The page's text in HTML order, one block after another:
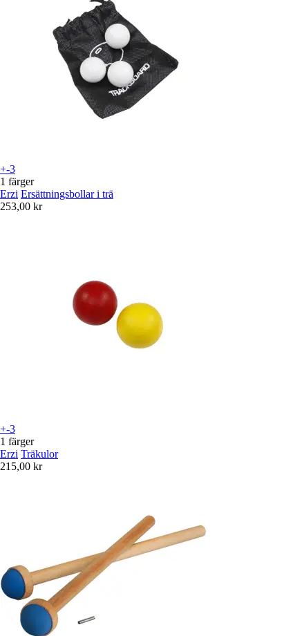
+-3
1 färger
Erzi Ersättningsbollar i trä
253,00 kr
+-3
1 färger
Erzi Träkulor
215,00 kr